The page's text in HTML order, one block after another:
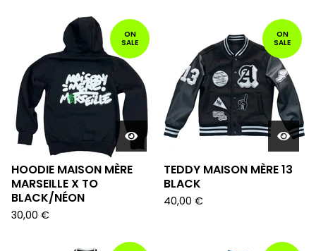
ON
SALE
HOODIE MAISON MÈRE
MARSEILLE X TO
BLACK/NÉON
30,00 €
ON
SALE
TEDDY MAISON MÈRE 13
BLACK
40,00 €